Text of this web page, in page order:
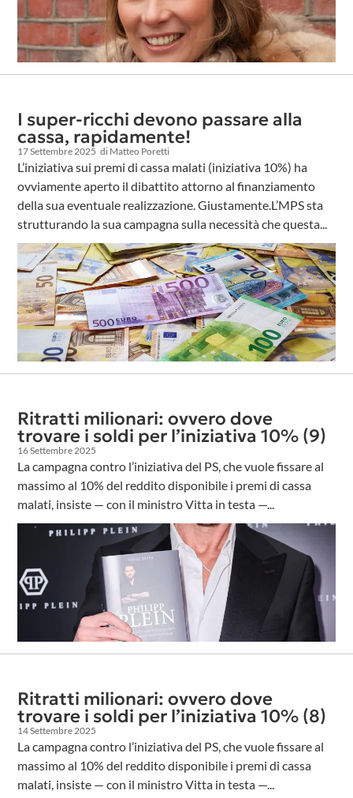
I super-ricchi devono passare alla
cassa, rapidamente!
17 Settembre 2025 di Matteo Poretti
L’iniziativa sui premi di cassa malati (iniziativa 10%) ha
ovviamente aperto il dibattito attorno al finanziamento
della sua eventuale realizzazione. Giustamente.L’MPS sta
strutturando la sua campagna sulla necessità che questa...
Ritratti milionari: ovvero dove
trovare i soldi per l’iniziativa 10% (9)
16 Settembre 2025
La campagna contro l’iniziativa del PS, che vuole fissare al
massimo al 10% del reddito disponibile i premi di cassa
malati, insiste — con il ministro Vitta in testa —...
Ritratti milionari: ovvero dove
trovare i soldi per l’iniziativa 10% (8)
14 Settembre 2025
La campagna contro l’iniziativa del PS, che vuole fissare al
massimo al 10% del reddito disponibile i premi di cassa
malati, insiste — con il ministro Vitta in testa —...